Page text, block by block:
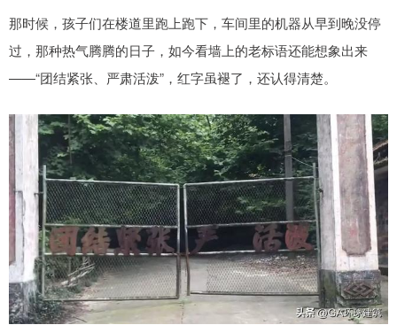
那时候，孩子们在楼道里跑上跑下，车间里的机器从早到晚没停
过，那种热气腾腾的日子，如今看墙上的老标语还能想象出来
——“团结紧张、严肃活泼”，红字虽褪了，还认得清楚。